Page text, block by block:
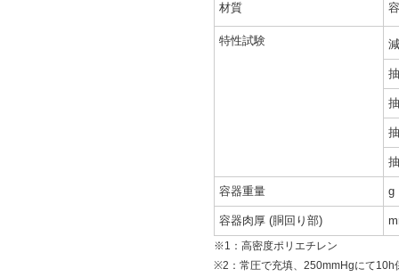
材質
特性試験
容器重量 g
容器肉厚 (胴回り部)
※1：高密度ポリエチレン
※2：常圧で充填、250mmHgにて10h